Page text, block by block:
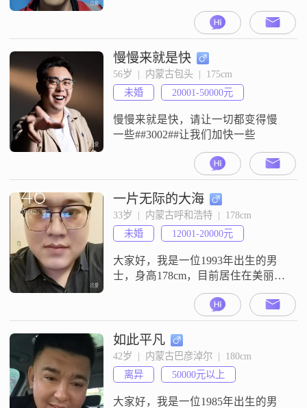
的包头##3002##我拥有大学本科学
历，在工作中勤奋努力，月收入在
12001到20000元之间##3002##我性
格真诚可靠，责任感强，对待工作
和家庭都有着认真负责的态度
##3002##我一直追求事业上的成
功，希望能够通过自己的努力为社
会做出贡献，
慢慢来就是快
56岁  |  内蒙古包头  |  175cm
未婚
20001-50000元
慢慢来就是快，请让一切都变得慢
一些##3002##让我们加快一些
一片无际的大海
33岁  |  内蒙古呼和浩特  |  178cm
未婚
12001-20000元
大家好，我是一位1993年出生的男
士，身高178cm，目前居住在美丽的
呼和浩特##3002##我的月收入在
12001到20000元之间，拥有大学本
科学历##3002##在性格方面，我自
认为真诚可靠，始终把家庭放在首
位，认为家是生活的港湾，无论外
面的世界如何变化，家永远是最坚
实的后盾##3002##我为人随和，容
易相处，
如此平凡
42岁  |  内蒙古巴彦淖尔  |  180cm
离异
50000元以上
大家好，我是一位1985年出生的男